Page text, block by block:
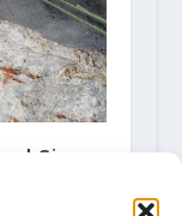
Simon
der